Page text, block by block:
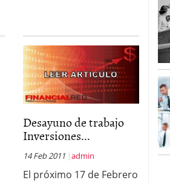
Desayuno de trabajo
Inversiones...
14 Feb 2011 admin
El próximo 17 de Febrero